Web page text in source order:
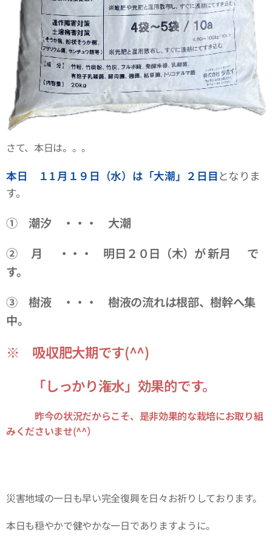
さて、本日は。。。
本日 １1 月１９日（水）は「大潮」２日目 となりま
す。
① 潮汐 ・・・ 大潮
② 月 ・・・ 明日２０日（木）が 新月🌑 で
す。
③ 樹液 ・・・ 樹液の流れは根部、樹幹へ集
中。
※ 吸収肥大期です(^^)
「しっかり潅水」効果的です。
昨今の状況だからこそ、是非効果的な栽培にお取り組
みくださいませ(^^）
災害地域の一日も早い完全復興を日々お祈りしております。
本日も穏やかで健やかな一日でありますように。